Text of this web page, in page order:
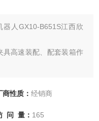
器人GX10-B651S江西欣
具高速装配、配套装箱作
振动
商性质： 经销商
问 量： 165